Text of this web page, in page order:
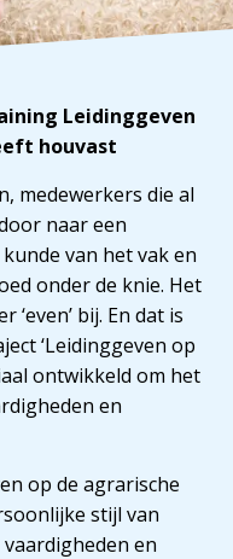
Leidinggeven
houvast
medewerkers die al
naar een
van het vak en
onder de knie. Het
‘even’ bij. En dat is
‘Leidinggeven op
ontwikkeld om het
en
op de agrarische
stijl van
en